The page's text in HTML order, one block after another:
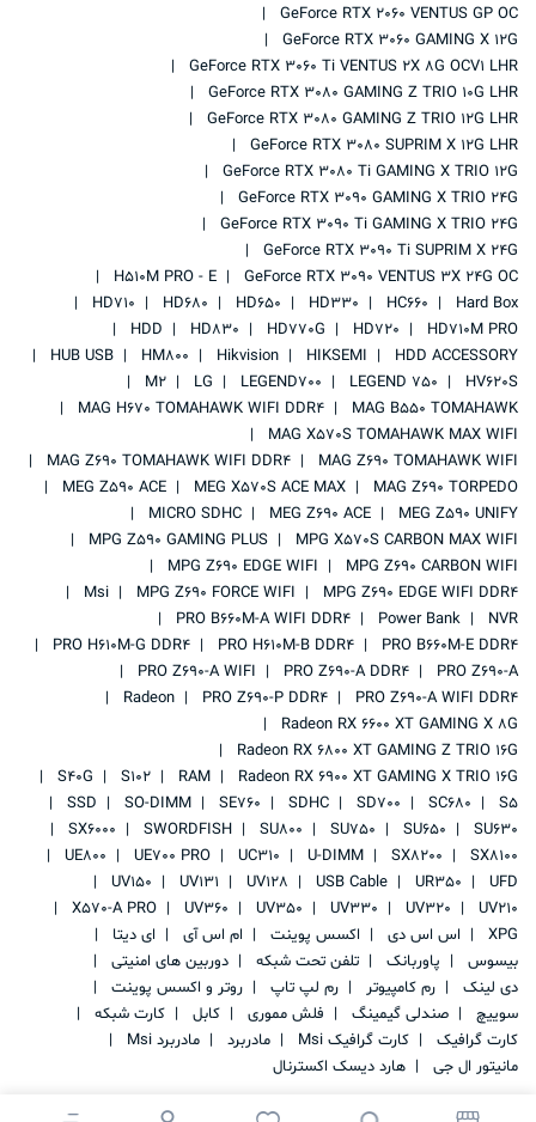
GeForce RTX 2060 VENTUS GP OC
GeForce RTX 3060 GAMING X 12G
GeForce RTX 3060 Ti VENTUS 2X 8G OCV1 LHR
GeForce RTX 3080 GAMING Z TRIO 10G LHR
GeForce RTX 3080 GAMING Z TRIO 12G LHR
GeForce RTX 3080 SUPRIM X 12G LHR
GeForce RTX 3080 Ti GAMING X TRIO 12G
GeForce RTX 3090 GAMING X TRIO 24G
GeForce RTX 3090 Ti GAMING X TRIO 24G
GeForce RTX 3090 Ti SUPRIM X 24G
GeForce RTX 3090 VENTUS 3X 24G OC
H510M PRO - E
Hard Box
HC660
HD330
HD650
HD680
HD710
HD710M PRO
HD720
HD770G
HD830
HDD
HDD ACCESSORY
HIKSEMI
Hikvision
HM800
HUB USB
HV620S
LEGEND 750
LEGEND700
LG
M2
MAG B550 TOMAHAWK
MAG H670 TOMAHAWK WIFI DDR4
MAG X570S TOMAHAWK MAX WIFI
MAG Z690 TOMAHAWK WIFI
MAG Z690 TOMAHAWK WIFI DDR4
MAG Z690 TORPEDO
MEG X570S ACE MAX
MEG Z590 ACE
MEG Z590 UNIFY
MEG Z690 ACE
MICRO SDHC
MPG X570S CARBON MAX WIFI
MPG Z590 GAMING PLUS
MPG Z690 CARBON WIFI
MPG Z690 EDGE WIFI
MPG Z690 EDGE WIFI DDR4
MPG Z690 FORCE WIFI
Msi
NVR
Power Bank
PRO B660M-A WIFI DDR4
PRO B660M-E DDR4
PRO H610M-B DDR4
PRO H610M-G DDR4
PRO Z690-A
PRO Z690-A DDR4
PRO Z690-A WIFI
PRO Z690-A WIFI DDR4
PRO Z690-P DDR4
Radeon
Radeon RX 6600 XT GAMING X 8G
Radeon RX 6800 XT GAMING Z TRIO 16G
Radeon RX 6900 XT GAMING X TRIO 16G
RAM
S102
S40G
S5
SC680
SD700
SDHC
SE760
SO-DIMM
SSD
SU630
SU650
SU750
SU800
SWORDFISH
SX6000
SX8100
SX8200
U-DIMM
UC310
UE700 PRO
UE800
UFD
UR350
USB Cable
UV128
UV131
UV150
UV210
UV320
UV330
UV350
UV360
X570-A PRO
XPG
اس اس دی اکسس پوینت ام اس آی
ای دیتا
بیسوس
پاوربانک تلفن تحت شبکه
دوربین های امنیتی
دی لینک
رم کامپیوتر رم لپ تاپ
روتر و اکسس پوینت
سوییچ
صندلی گیمینگ فلش مموری کابل
کارت شبکه
کارت گرافیک
کارت گرافیک Msi مادربرد
مادربرد Msi
مانیتور ال جی
هارد دیسک اکسترنال